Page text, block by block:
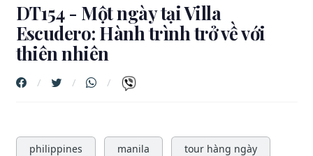
DT154 - Một ngày tại Villa
Escudero: Hành trình trở về với
thiên nhiên
Previous
philippines manila tour hàng ngày